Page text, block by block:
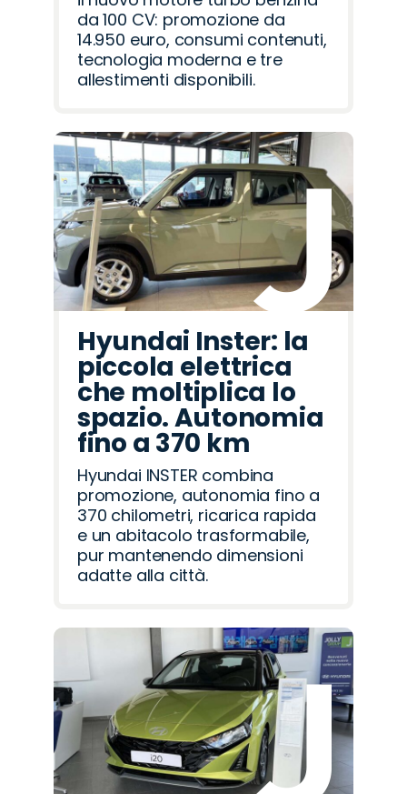
da 100 CV: promozione da
14.950 euro, consumi contenuti,
tecnologia moderna e tre
allestimenti disponibili.
Hyundai Inster: la
piccola elettrica
che moltiplica lo
spazio. Autonomia
fino a 370 km
Hyundai INSTER combina
promozione, autonomia fino a
370 chilometri, ricarica rapida
e un abitacolo trasformabile,
pur mantenendo dimensioni
adatte alla città.